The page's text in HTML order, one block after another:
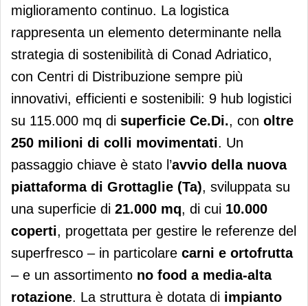
miglioramento continuo. La logistica
rappresenta un elemento determinante nella
strategia di sostenibilità di Conad Adriatico,
con Centri di Distribuzione sempre più
innovativi, efficienti e sostenibili: 9 hub logistici
su 115.000 mq di superficie Ce.Di., con oltre
250 milioni di colli movimentati. Un
passaggio chiave è stato l’avvio della nuova
piattaforma di Grottaglie (Ta), sviluppata su
una superficie di 21.000 mq, di cui 10.000
coperti, progettata per gestire le referenze del
superfresco – in particolare carni e ortofrutta
– e un assortimento no food a media-alta
rotazione. La struttura è dotata di impianto